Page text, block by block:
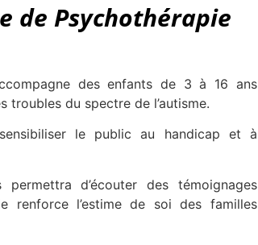
de Psychothérapie
des enfants de 3 à 16 ans
du spectre de l’autisme.
le public au handicap et à
d’écouter des témoignages
renforce l’estime de soi des familles